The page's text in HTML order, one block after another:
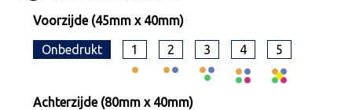
Voorzijde (45mm x 40mm)
Onbedrukt 1 2 3 4 5
Achterzijde (80mm x 40mm)